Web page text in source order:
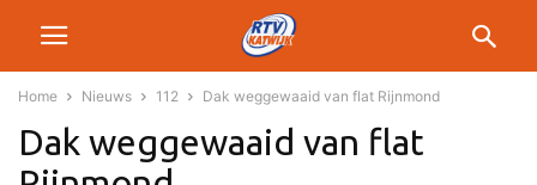
Home Nieuws 112 Dak weggewaaid van flat Rijnmond
Dak weggewaaid van flat